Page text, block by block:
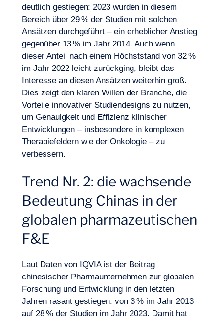
Lust, an Bord zu gehen?
deutlich gestiegen: 2023 wurden in diesem
Bereich über 29 % der Studien mit solchen
Ansätzen durchgeführt – ein erheblicher Anstieg
gegenüber 13 % im Jahr 2014. Auch wenn
dieser Anteil nach einem Höchststand von 32 %
im Jahr 2022 leicht zurückging, bleibt das
Interesse an diesen Ansätzen weiterhin groß.
Dies zeigt den klaren Willen der Branche, die
Vorteile innovativer Studiendesigns zu nutzen,
um Genauigkeit und Effizienz klinischer
Entwicklungen – insbesondere in komplexen
Therapiefeldern wie der Onkologie – zu
verbessern.
Trend Nr. 2: die wachsende
Bedeutung Chinas in der
globalen pharmazeutischen
F&E
Laut Daten von IQVIA ist der Beitrag
chinesischer Pharmaunternehmen zur globalen
Forschung und Entwicklung in den letzten
Jahren rasant gestiegen: von 3 % im Jahr 2013
auf 28 % der Studien im Jahr 2023. Damit hat